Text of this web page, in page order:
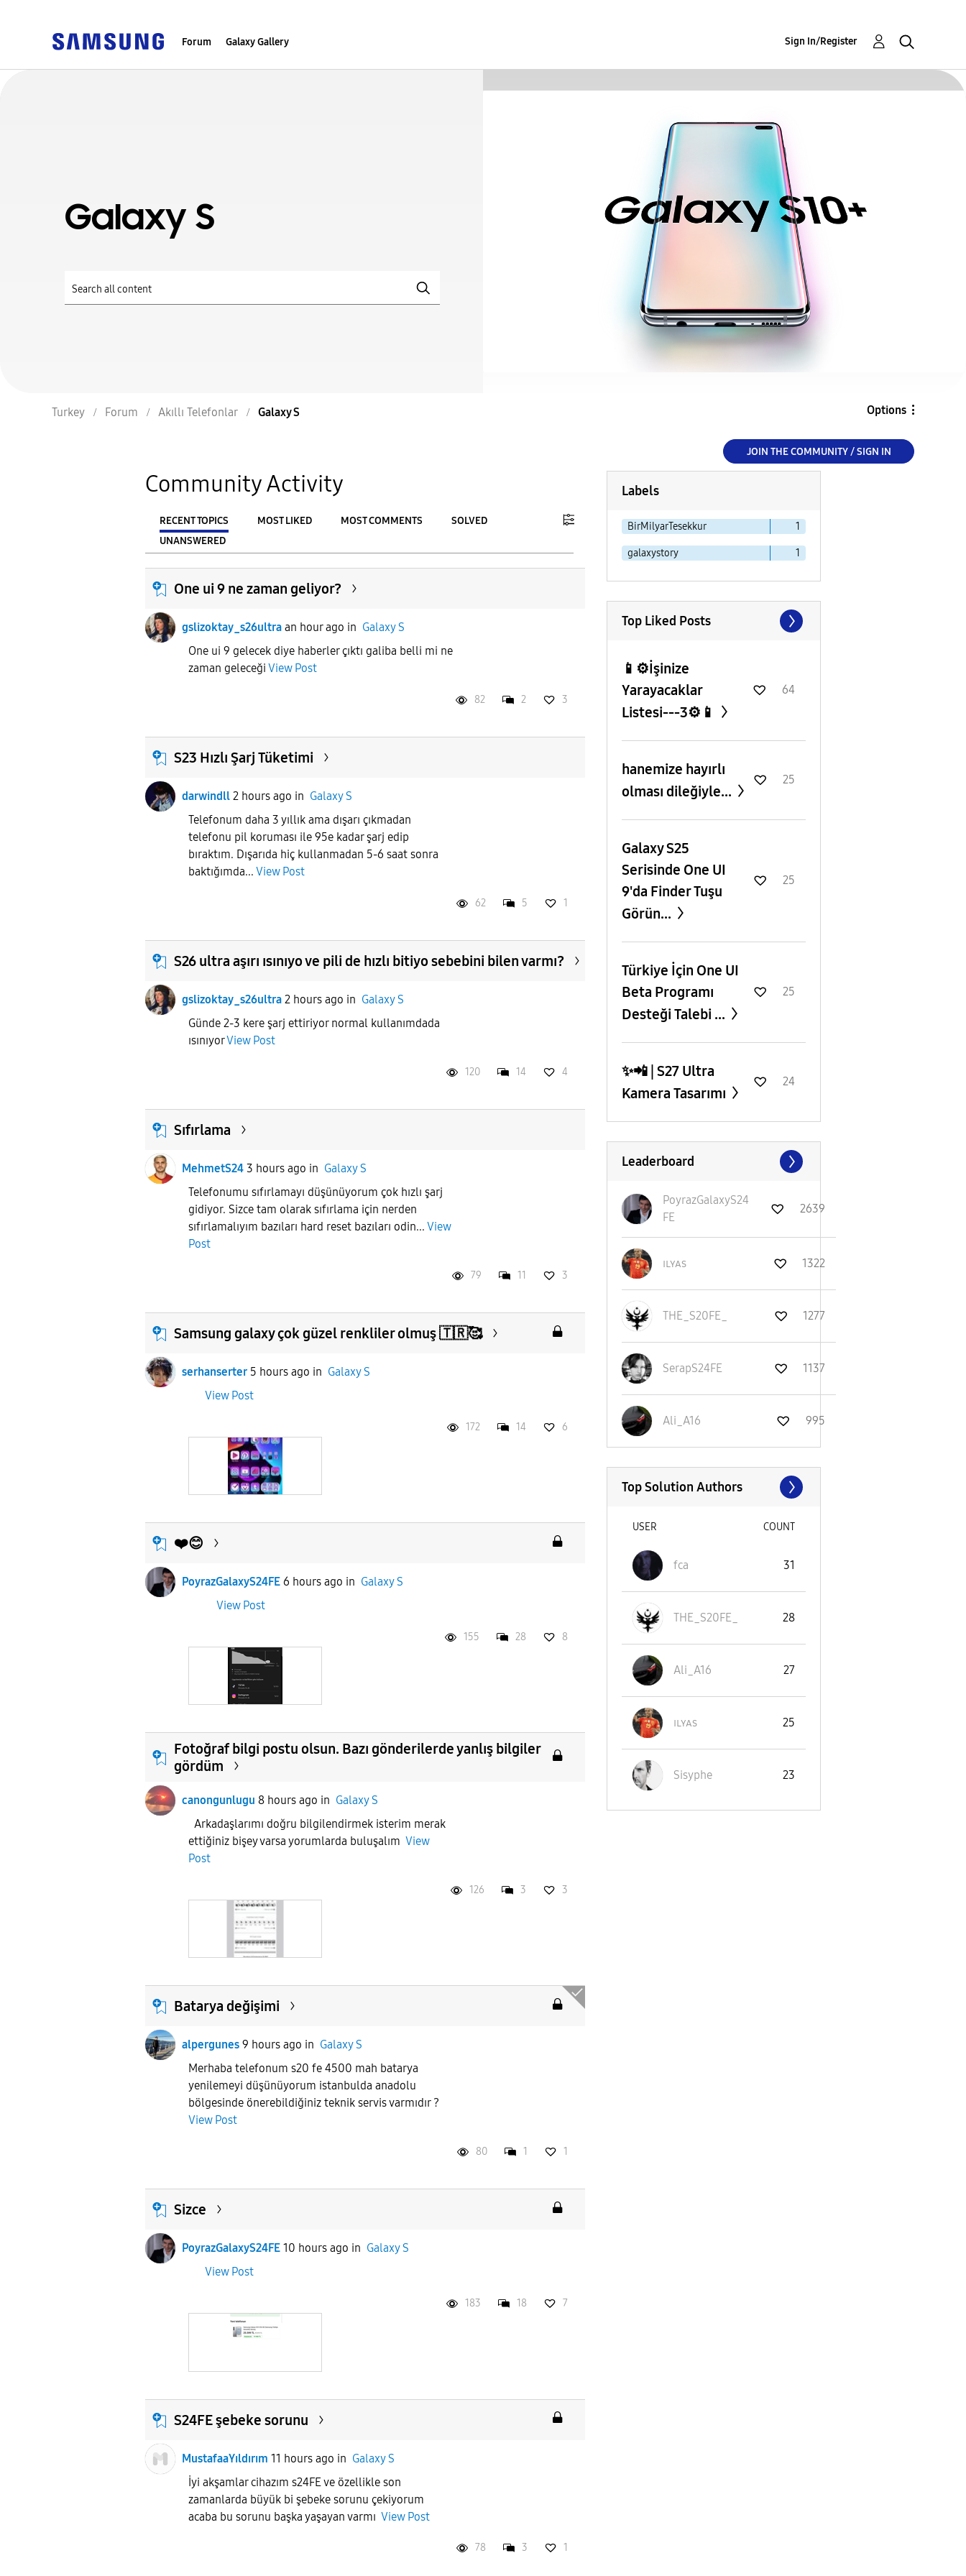
Forum Galaxy Gallery Sign In/Register
Galaxy S
Turkey Forum Akıllı Telefonlar Galaxy S Options
JOIN THE COMMUNITY / SIGN IN
Community Activity
RECENT TOPICS MOST LIKED MOST COMMENTS
SOLVED
UNANSWERED
From To
One ui 9 ne zaman geliyor?
gslizoktay_s26ultra an hour ago in Galaxy S
One ui 9 gelecek diye haberler çıktı galiba belli mi ne
zaman geleceği View Post
82 2 3
S23 Hızlı Şarj Tüketimi
darwindll 2 hours ago in Galaxy S
Telefonum daha 3 yıllık ama dışarı çıkmadan
telefonu pil koruması ile 95e kadar şarj edip
bıraktım. Dışarıda hiç kullanmadan 5-6 saat sonra
baktığımda... View Post
62 5 1
S26 ultra aşırı ısınıyo ve pili de hızlı bitiyo sebebini bilen varmı?
gslizoktay_s26ultra 2 hours ago in Galaxy S
Günde 2-3 kere şarj ettiriyor normal kullanımdada
ısınıyorView Post
120 14 4
Sıfırlama
MehmetS24 3 hours ago in Galaxy S
Telefonumu sıfırlamayı düşünüyorum çok hızlı şarj
gidiyor. Sizce tam olarak sıfırlama için nerden
sıfırlamalıyım bazıları hard reset bazıları odin... View
Post
79 11 3
Samsung galaxy çok güzel renkliler olmuş 🇹🇷🥰
serhanserter 5 hours ago in Galaxy S
View Post
172 14 6
❤️😊
PoyrazGalaxyS24FE 6 hours ago in Galaxy S
View Post
155 28 8
Fotoğraf bilgi postu olsun. Bazı gönderilerde yanlış bilgiler
gördüm
canongunlugu 8 hours ago in Galaxy S
Arkadaşlarımı doğru bilgilendirmek isterim merak
ettiğiniz bişey varsa yorumlarda buluşalım View
Post
126 3 3
Batarya değişimi
alpergunes 9 hours ago in Galaxy S
Merhaba telefonum s20 fe 4500 mah batarya
yenilemeyi düşünüyorum istanbulda anadolu
bölgesinde önerebildiğiniz teknik servis varmıdır ?
View Post
80 1 1
Sizce
PoyrazGalaxyS24FE 10 hours ago in Galaxy S
View Post
183 18 7
S24FE şebeke sorunu
MustafaaYıldırım 11 hours ago in Galaxy S
İyi akşamlar cihazım s24FE ve özellikle son
zamanlarda büyük bi şebeke sorunu çekiyorum
acaba bu sorunu başka yaşayan varmı View Post
78 3 1
Labels
BirMilyarTesekkur 1
galaxystory 1
Top Liked Posts
📱⚙️İşinize
Yarayacaklar
Listesi---3⚙️📱
64
hanemize hayırlı
olması dileğiyle...
25
Galaxy S25
Serisinde One UI
9'da Finder Tuşu
Görün...
25
​Türkiye İçin One UI
Beta Programı
Desteği Talebi ...
25
✨️📲 | S27 Ultra
Kamera Tasarımı
24
Leaderboard
PoyrazGalaxyS24
FE
2639
ɪʟʏᴀs 1322
THE_S20FE_ 1277
SerapS24FE 1137
Ali_A16 995
Top Solution Authors
USER COUNT
fca 31
THE_S20FE_ 28
Ali_A16 27
ɪʟʏᴀs 25
Sisyphe 23